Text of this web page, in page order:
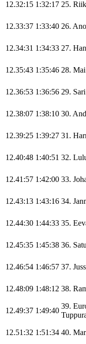
12.32:15 1:32:17 25.
12.33:37 1:33:40 26. Ano
12.34:31 1:34:33 27.
12.35:43 1:35:46 28. Mai
12.36:53 1:36:56 29. Sari
12.38:07 1:38:10 30.
12.39:25 1:39:27 31.
12.40:48 1:40:51 32.
12.41:57 1:42:00 33.
12.43:13 1:43:16 34.
12.44:30 1:44:33 35.
12.45:35 1:45:38 36.
12.46:54 1:46:57 37.
12.48:09 1:48:12 38.
12.49:37 1:49:40
39.
12.51:32 1:51:34 40.